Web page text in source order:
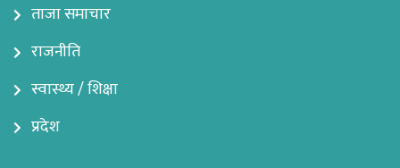
ताजा समाचार
राजनीति
स्वास्थ्य / शिक्षा
प्रदेश